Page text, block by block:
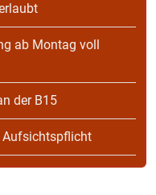
ab Montag voll
der B15
Aufsichtspflicht